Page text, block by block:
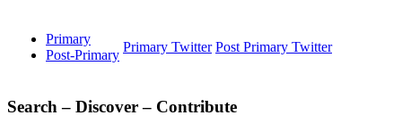
Primary
Post-Primary
Primary Twitter Post Primary Twitter
Search – Discover – Contribute